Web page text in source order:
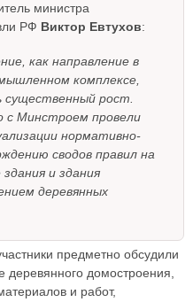
министра
РФ Виктор Евтухов:
как направление в
комплексе,
рост.
с Минстроем провели
нормативно-
сводов правил на
и здания
деревянных
предметно обсудили
деревянного домостроения,
и работ,